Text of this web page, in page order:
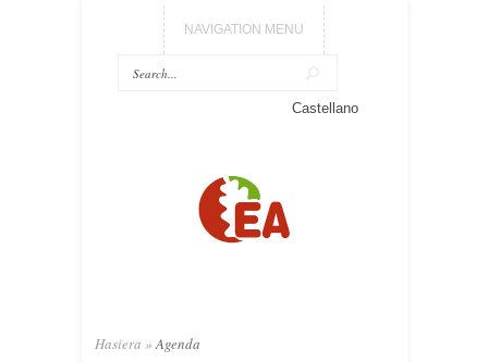
NAVIGATION MENU
Castellano
Hasiera » Agenda